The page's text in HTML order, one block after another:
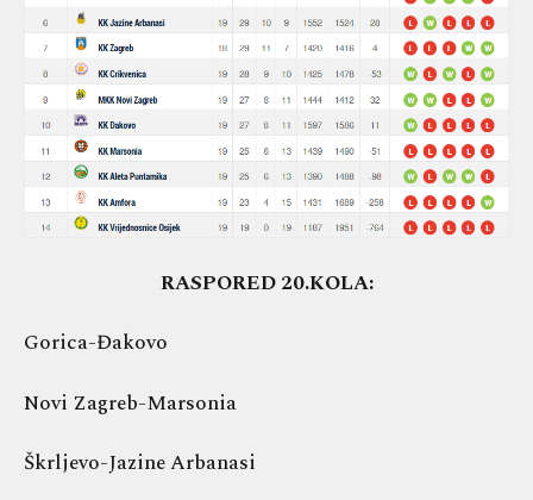
RASPORED 20.KOLA:
Gorica-Đakovo
Novi Zagreb-Marsonia
Škrljevo-Jazine Arbanasi